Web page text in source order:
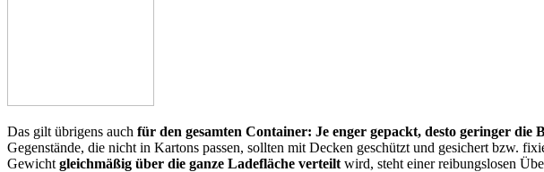
Das gilt übrigens auch für den gesamten Container: Je enger gepackt, desto geringer die
Gegenstände, die nicht in Kartons passen, sollten mit Decken geschützt und gesichert bzw.
Gewicht gleichmäßig über die ganze Ladefläche verteilt wird, steht einer reibungslosen